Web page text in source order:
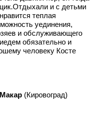
и с детьми
теплая
уединения,
и обслуживающего
обязательно и
человеку Косте
(Кировоград)